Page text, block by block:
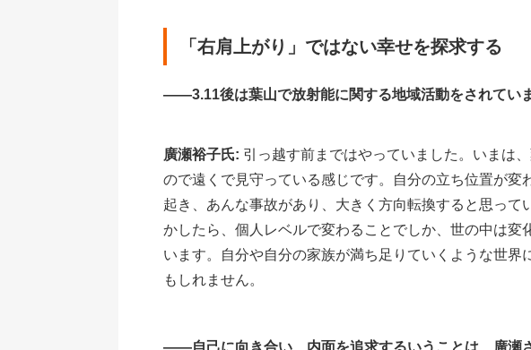
「右肩上がり」ではない幸せを探求する
――3.11後は葉山で放射能に関する地域活動をされていま
廣瀬裕子氏: 引っ越す前まではやっていました。いまは
ので遠くで見守っている感じです。自分の立ち位置が変
起き、あんな事故があり、大きく方向転換すると思って
かしたら、個人レベルで変わることでしか、世の中は変
います。自分や自分の家族が満ち足りていくような世
もしれません。
――自己に向き合い、内面を追求するいうことは、廣瀬